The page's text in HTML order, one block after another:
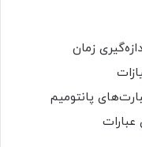
زمان
پانتومیم